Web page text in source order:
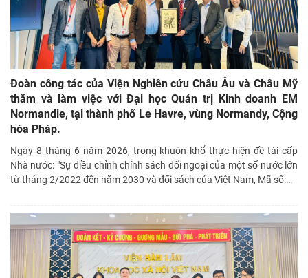
Đoàn công tác của Viện Nghiên cứu Châu Âu và Châu Mỹ
thăm và làm việc với Đại học Quản trị Kinh doanh EM
Normandie, tại thành phố Le Havre, vùng Normandy, Cộng
hòa Pháp.
Ngày 8 tháng 6 năm 2026, trong khuôn khổ thực hiện đề tài cấp
Nhà nước: "Sự điều chỉnh chính sách đối ngoại của một số nước lớn
từ tháng 2/2022 đến năm 2030 và đối sách của Việt Nam, Mã số:…